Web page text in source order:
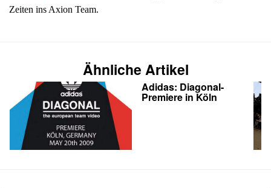
Zeiten ins Axion Team.
Ähnliche Artikel
Adidas: Diagonal-
Premiere in Köln